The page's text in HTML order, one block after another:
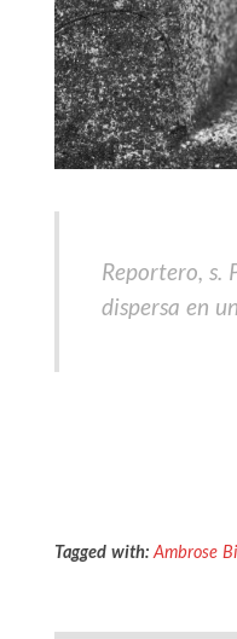
Reportero, s.
dispersa en
Tagged with: Ambrose